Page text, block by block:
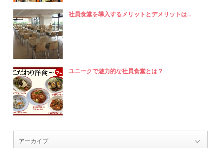
社員食堂を導入するメリットとデメリットは...
ユニークで魅力的な社員食堂とは？